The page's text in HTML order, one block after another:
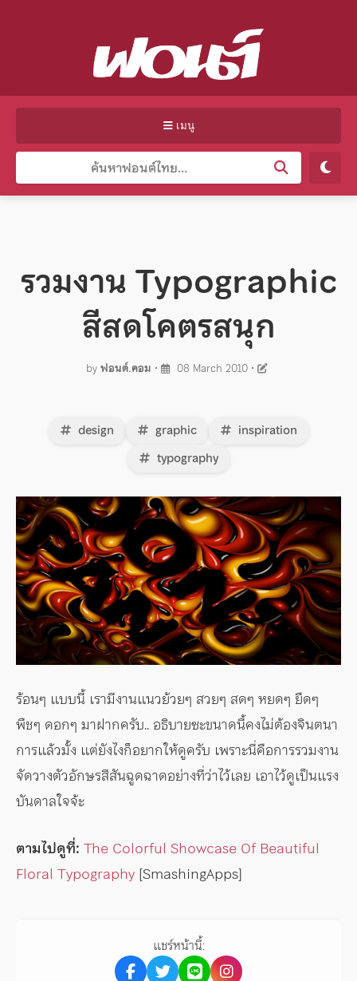
เมนู
รวมงาน Typographic
สีสดโคตรสนุก
byฟอนต์.คอม • 08 March 2010•
design graphic
inspiration
typography
ร้อนๆ แบบนี้ เรามีงานแนวย้วยๆ สวยๆ สดๆ หยดๆ ยืดๆ
พืชๆ ดอกๆ มาฝากครับ.. อธิบายซะขนาดนี้คงไม่ต้องจินตนา
การแล้วมั้ง แต่ยังไงก็อยากให้ดูครับ เพราะนี่คือการรวมงาน
จัดวางตัวอักษรสีสันฉูดฉาดอย่างที่ว่าไว้เลย เอาไว้ดูเป็นแรง
บันดาลใจจ้ะ
ตามไปดูที่: The Colorful Showcase Of Beautiful
Floral Typography [SmashingApps]
แชร์หน้านี้: